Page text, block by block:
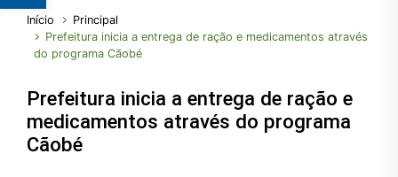
Início
Principal
Prefeitura inicia a entrega de ração e medicamentos através
do programa Cãobé
Prefeitura inicia a entrega de ração e
medicamentos através do programa
Cãobé